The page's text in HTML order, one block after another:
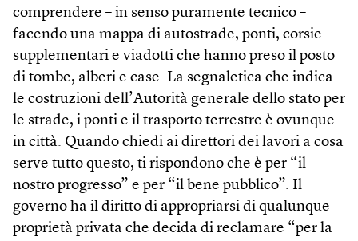
comprendere – in senso puramente tecnico –
facendo una mappa di autostrade, ponti, corsie
supplementari e viadotti che hanno preso il posto
di tombe, alberi e case. La segnaletica che indica
le costruzioni dell’Autorità generale dello stato per
le strade, i ponti e il trasporto terrestre è ovunque
in città. Quando chiedi ai direttori dei lavori a cosa
serve tutto questo, ti rispondono che è per “il
nostro progresso” e per “il bene pubblico”. Il
governo ha il diritto di appropriarsi di qualunque
proprietà privata che decida di reclamare “per la